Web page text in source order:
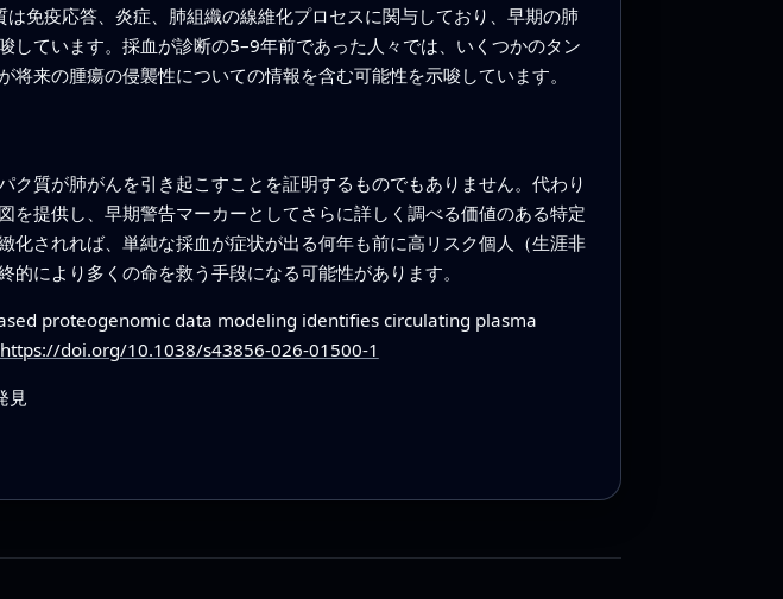
免疫応答、炎症、肺組織の線維化プロセスに関与しており、早期の肺
ています。採血が診断の5–9年前であった人々では、いくつかのタン
来の腫瘍の侵襲性についての情報を含む可能性を示唆しています。
質が肺がんを引き起こすことを証明するものでもありません。代わり
提供し、早期警告マーカーとしてさらに詳しく調べる価値のある特定
されれば、単純な採血が症状が出る何年も前に高リスク個人（生涯非
により多くの命を救う手段になる可能性があります。
proteogenomic data modeling identifies circulating plasma
https://doi.org/10.1038/s43856-026-01500-1
見